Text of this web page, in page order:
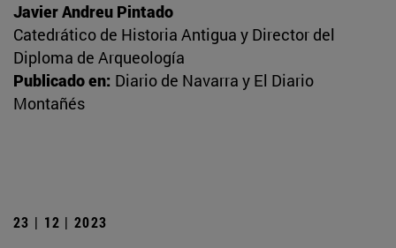
Javier Andreu Pintado
Catedrático de Historia Antigua y Director del
Diploma de Arqueología
Publicado en: Diario de Navarra y El Diario
Montañés
23 | 12 | 2023